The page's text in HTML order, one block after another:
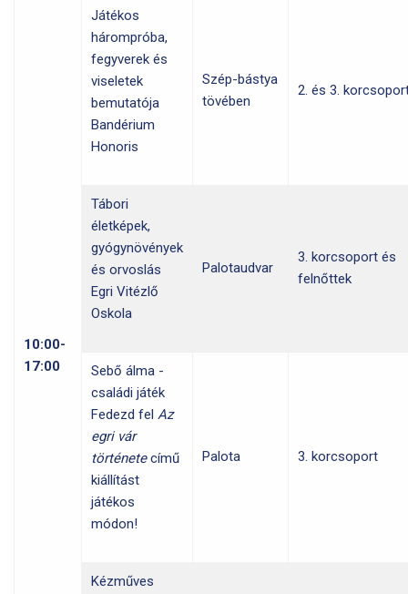
10:00-
17:00
Játékos
hárompróba,
fegyverek és
viseletek
bemutatója
Bandérium
Honoris
Szép-bástya
tövében
2. és 3.
Tábori
életképek,
gyógynövények
és orvoslás
Egri Vitézlő
Oskola
Palotaudvar
3. korcsoport és
felnőttek
Sebő álma -
családi játék
Fedezd fel Az
egri vár
történetecímű
kiállítást
játékos
módon!
Palota 3. korcsoport
Kézműves